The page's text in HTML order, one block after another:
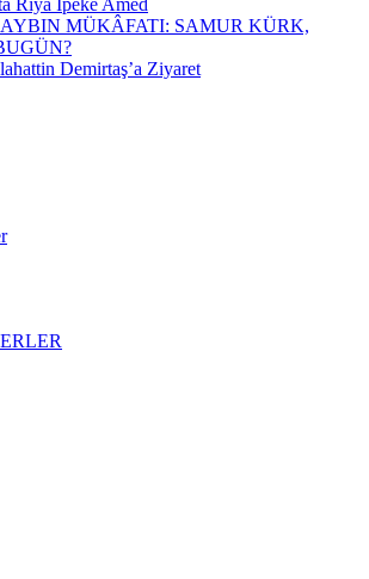
Riya Îpekê Amed
MÜKÂFATI: SAMUR KÜRK,
Demirtaş’a Ziyaret